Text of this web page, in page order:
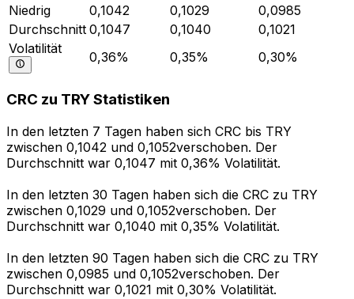
Niedrig
0,1042 0,1029
0,0985
Durchschnitt 0,1047 0,1040
0,1021
Volatilität
0,36% 0,35% 0,30%
CRC zu TRY Statistiken
In den letzten 7 Tagen haben sich CRC bis TRY
zwischen 0,1042 und 0,1052verschoben. Der
Durchschnitt war 0,1047 mit 0,36% Volatilität.
In den letzten 30 Tagen haben sich die CRC zu TRY
zwischen 0,1029 und 0,1052verschoben. Der
Durchschnitt war 0,1040 mit 0,35% Volatilität.
In den letzten 90 Tagen haben sich die CRC zu TRY
zwischen 0,0985 und 0,1052verschoben. Der
Durchschnitt war 0,1021 mit 0,30% Volatilität.